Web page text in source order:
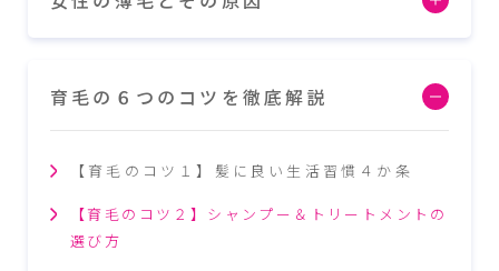
育毛の６つのコツを徹底解説
【育毛のコツ１】髪に良い生活習慣４か条
【育毛のコツ２】シャンプー＆トリートメントの
選び方